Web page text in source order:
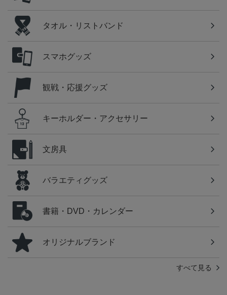
タオル・リストバンド
スマホグッズ
観戦・応援グッズ
キーホルダー・アクセサリー
文房具
バラエティグッズ
書籍・DVD・カレンダー
オリジナルブランド
すべて見る